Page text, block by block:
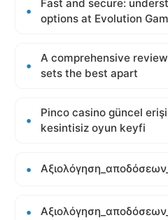
Fast and secure:
options at Evolution
A comprehensive
sets the best apart
Pinco casino güncel
kesintisiz oyun keyfi